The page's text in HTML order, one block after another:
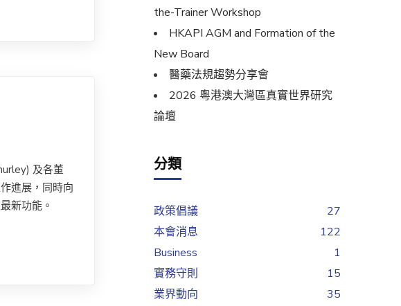
及各董
進展，同時向
新功能。
the-Trainer Workshop
HKAPI AGM and Formation of the
New Board
醫藥法規趨勢分享會
2026 粵港澳大灣區真實世界研究
論壇
分類
政策倡議
27
本會消息
122
Business
1
實務守則
15
業界動向
35